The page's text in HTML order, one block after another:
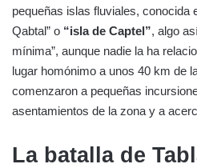
pequeñas islas fluviales, conocida
Qabtal” o “isla de Captel”, algo
mínima”, aunque nadie la ha
lugar homónimo a unos 40 km de
comenzaron a pequeñas
asentamientos de la zona y a
La batalla de